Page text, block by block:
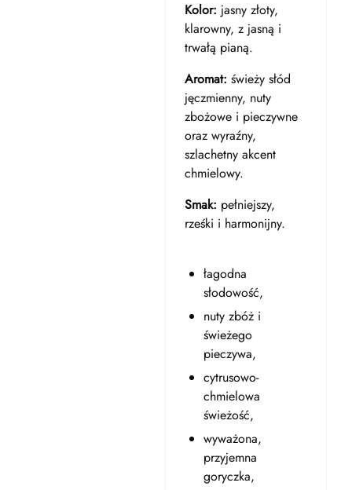
Kolor: jasny złoty,
klarowny, z jasną i
trwałą pianą.
Aromat: świeży słód
jęczmienny, nuty
zbożowe i pieczywne
oraz wyraźny,
szlachetny akcent
chmielowy.
Smak: pełniejszy,
rześki i harmonijny.
łagodna
słodowość,
nuty zbóż i
świeżego
pieczywa,
cytrusowo-
chmielowa
świeżość,
wyważona,
przyjemna
goryczka,